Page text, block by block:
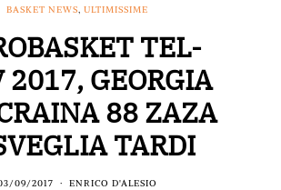
BASKET NEWS, ULTIMISSIME
TEL-
2017, GEORGIA
88 ZAZA
TARDI
09/2017 ENRICO D'ALESIO